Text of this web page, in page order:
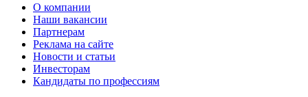
О компании
Наши вакансии
Партнерам
Реклама на сайте
Новости и статьи
Инвесторам
Кандидаты по профессиям